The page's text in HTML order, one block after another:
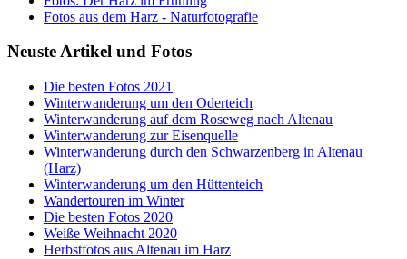
Fotos aus dem Harz - Naturfotografie
Neuste Artikel und Fotos
Die besten Fotos 2021
Winterwanderung um den Oderteich
Winterwanderung auf dem Roseweg nach Altenau
Winterwanderung zur Eisenquelle
Winterwanderung durch den Schwarzenberg in Altenau
(Harz)
Winterwanderung um den Hüttenteich
Wandertouren im Winter
Die besten Fotos 2020
Weiße Weihnacht 2020
Herbstfotos aus Altenau im Harz